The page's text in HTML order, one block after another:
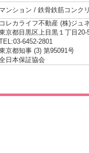
マンション / 鉄骨鉄筋コンク
コレカライフ不動産 (株)ジュ
京都目黒区上目黒１丁目
6452-2801
京都知事 (3) 第95091号
日本保証協会